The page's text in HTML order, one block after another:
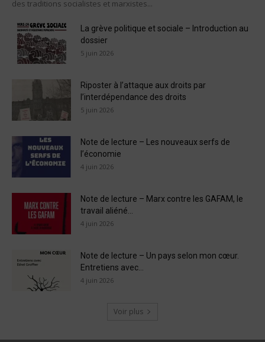
des traditions socialistes et marxistes...
La grève politique et sociale – Introduction au
dossier
5 juin 2026
Riposter à l’attaque aux droits par
l’interdépendance des droits
5 juin 2026
Note de lecture – Les nouveaux serfs de
l’économie
4 juin 2026
Note de lecture – Marx contre les GAFAM, le
travail aliéné...
4 juin 2026
Note de lecture – Un pays selon mon cœur.
Entretiens avec...
4 juin 2026
Voir plus